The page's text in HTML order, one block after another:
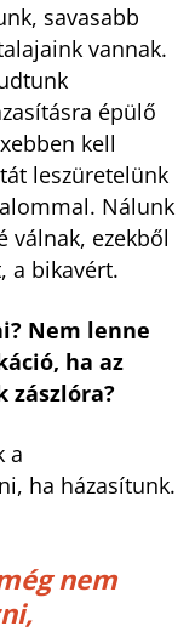
savasabb
vannak.
épülő
kell
leszüretelünk
Nálunk
válnak, ezekből
a bikavért.
Nem lenne
ha az
zászlóra?
a
ha házasítunk.
nem